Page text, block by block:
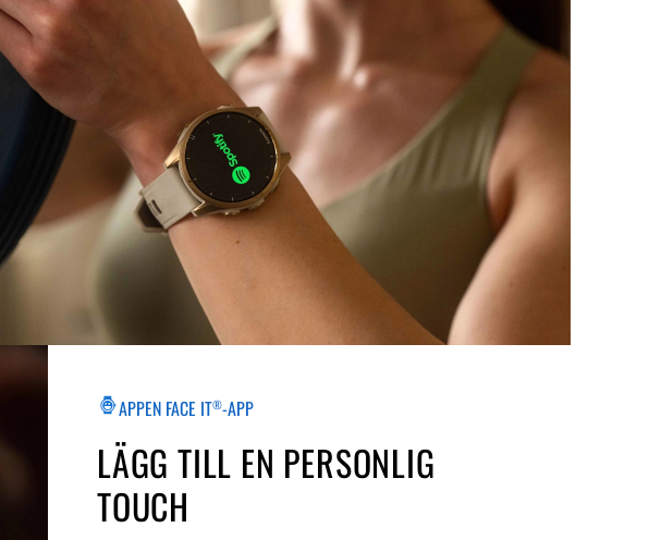
APPEN FACE IT®-APP
LÄGG TILL EN PERSONLIG
TOUCH